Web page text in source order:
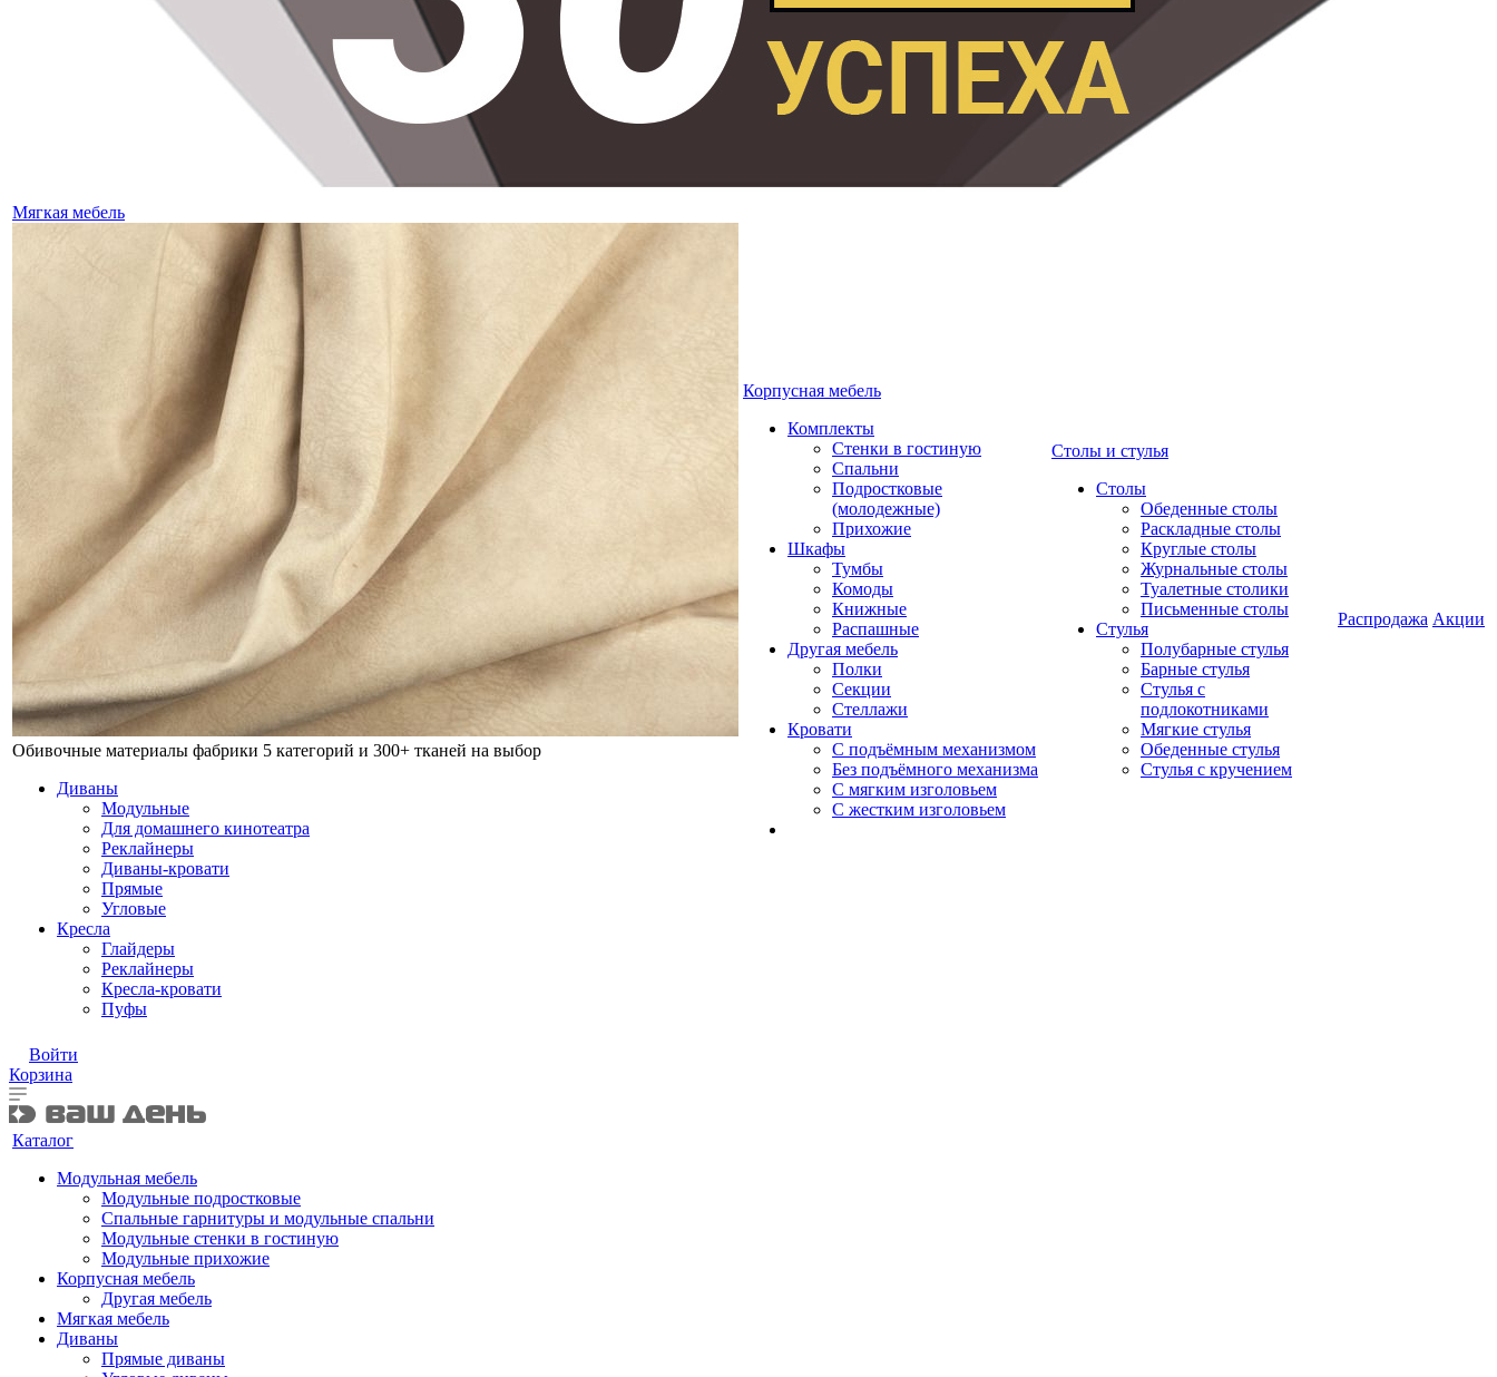
Мягкая мебель
Обивочные материалы фабрики 5 категорий и 300+ тканей на выбор
Диваны
Модульные
Для домашнего кинотеатра
Реклайнеры
Диваны-кровати
Прямые
Угловые
Кресла
Глайдеры
Реклайнеры
Кресла-кровати
Пуфы
Корпусная мебель
Комплекты
Стенки в гостиную
Спальни
Подростковые
(молодежные)
Прихожие
Шкафы
Тумбы
Комоды
Книжные
Распашные
Другая мебель
Полки
Секции
Стеллажи
Кровати
С подъёмным механизмом
Без подъёмного механизма
С мягким изголовьем
С жестким изголовьем
Столы и стулья
Столы
Обеденные столы
Раскладные столы
Круглые столы
Журнальные столы
Туалетные столики
Письменные столы
Стулья
Полубарные стулья
Барные стулья
Стулья с
подлокотниками
Мягкие стулья
Обеденные стулья
Стулья с кручением
Распродажа Акции
Войти
Корзина
Каталог
Модульная мебель
Модульные подростковые
Спальные гарнитуры и модульные спальни
Модульные стенки в гостиную
Модульные прихожие
Корпусная мебель
Другая мебель
Мягкая мебель
Диваны
Прямые диваны